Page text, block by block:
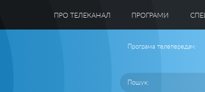
ПРО ТЕЛЕКАНАЛ ПРОГРАМИ
Програма телепередач: